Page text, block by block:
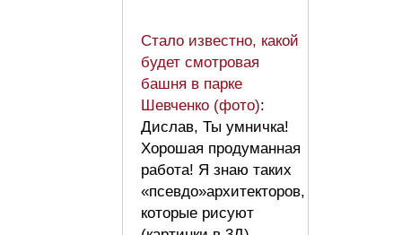
Стало известно, какой
будет смотровая
башня в парке
Шевченко (фото):
Дислав, Ты умничка!
Хорошая продуманная
работа! Я знаю таких
«псевдо»архитекторов,
которые рисуют